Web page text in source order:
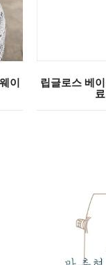
이
립글로스 베